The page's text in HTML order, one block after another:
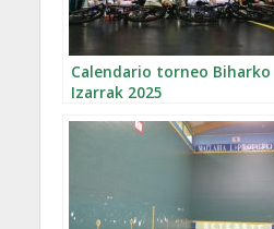
Calendario torneo Biharko
Izarrak 2025